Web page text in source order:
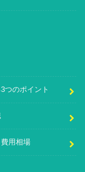
つのポイント
用相場